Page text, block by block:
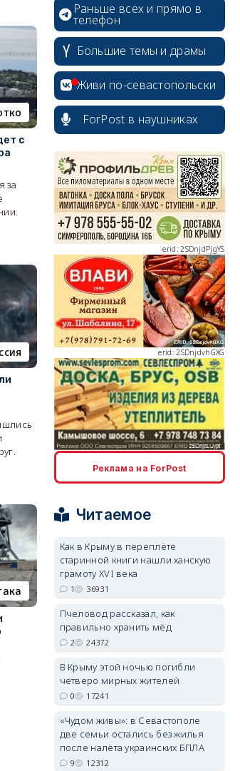
с
за
Раньше всех и прямо в
телефон
Большие темы и драмы
Живи по-севастопольски
ForPost в наушниках
erid: 2SDnjdPjgYS
erid: 2SDnjdvhGXG
erid: 2SDnjcLUypt
erid: 2SDnjcrDNw6
erid: 2SDnjdPjgYS
Реклама на ForPost
Читаемое
Как в Крыму в переплёте
старинной книги нашли ханскую
грамоту XVI века
1 36931
Пчеловод рассказал, как
правильно хранить мёд
2 24372
В Крыму этой ночью погибли
четверо мирных жителей
0 17241
«Чудом живы»: в Севастополе
две семьи остались без жилья
после налёта украинских БПЛА
9 12312